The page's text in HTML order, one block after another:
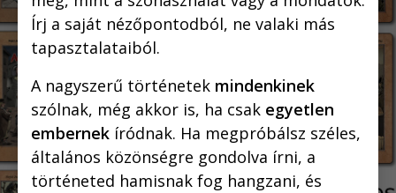
Piszkos Fred a kapitány
Írta: Uzseka Norbert
Írj a saját nézőpontodból, ne valaki más
tapasztalataiból.
A nagyszerű történetek mindenkinek
szólnak, még akkor is, ha csak egyetlen
embernek íródnak. Ha megpróbálsz széles,
általános közönségre gondolva írni, a
történeted hamisnak fog hangzani, és